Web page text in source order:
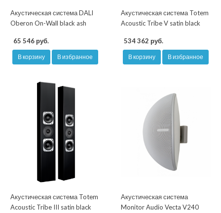
Акустическая система DALI
Oberon On-Wall black ash
65 546 руб.
В корзину В избранное
Акустическая система Totem
Acoustic Tribe V satin black
534 362 руб.
В корзину В избранное
Акустическая система Totem
Acoustic Tribe III satin black
Акустическая система
Monitor Audio Vecta V240